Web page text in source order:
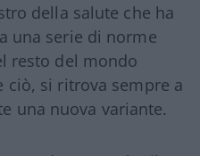
della salute che ha
una serie di norme
resto del mondo
ciò, si ritrova sempre a
una nuova variante.